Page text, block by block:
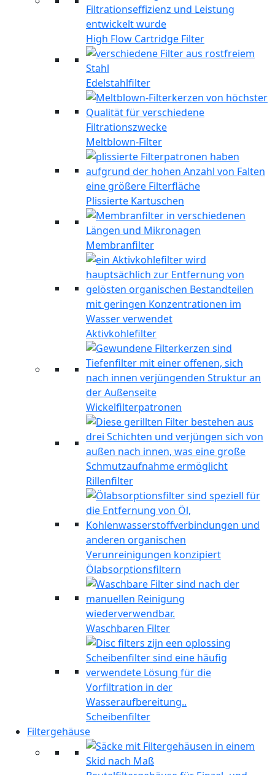
High Flow Cartridge Filter
Edelstahlfilter
Meltblown-Filter
Plissierte Kartuschen
Membranfilter
Aktivkohlefilter
Wickelfilterpatronen
Rillenfilter
Ölabsorptionsfiltern
Waschbaren Filter
Scheibenfilter
Filtergehäuse